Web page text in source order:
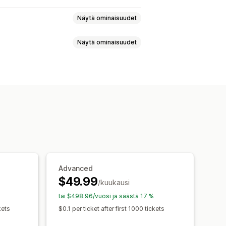
Näytä ominaisuudet
Näytä ominaisuudet
Tervetuloviestit
Advanced
$49.99/kuukausi
tai $498.96/vuosi ja säästä 17 %
$0.1 per ticket after first 1000 tickets